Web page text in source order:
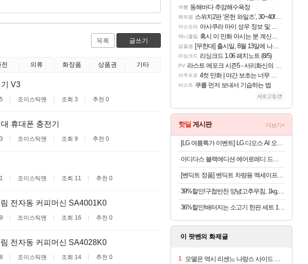
목록 글쓰기
전 의류 화장품 상품권 기타
V3
조이스틱맨 조회 3 추천 0
휴대폰 충전기
조이스틱맨 조회 9 추천 0
조이스틱맨 조회 11 추천 0
전자동 커피머신 SA4001K0
조이스틱맨 조회 16 추천 0
전자동 커피머신 SA4028K0
조이스틱맨 조회 14 추천 0
여행 동해바다 추암해수욕장
해외겜 스위치2판 ‘몬헌 와일즈’, 30~40fps 목표 추정
아스오라 아사쿠라 마이 성우 정보 및 주요 필모
애니클립 혹시 이 만화 아시는 분 계신가요
섭컬겜 [무한대] 출시일, 8월 13일에 나오나
리싱크드 리싱크드 1.06 패치노트 (8/5)
PV 라스트 에포크 시즌5 - 서리화신의 분노 티저
아주프로 4컷 만화 | 야간 보초는 너무 힘들어
비스트 쿠를 먼저 보내서 기습하는 법
새로고침
핫딜 게시판 더보기+
[LG 여름특가 이벤트] LG 디오스 AI 오브제컬렉션 4도어 냉장고 870L 1등급
아디다스 블랙에디션 에어로레디 드로즈 5PACK 100
[벤딕트 정품] 벤딕트 차량용 맥세이프 거치대 휴대폰 충전기
39%할인!구첩반찬 양념고추무침, 1kg, 1개
36%할인!배터지는 소고기 한판 세트 1.2kg, 1세트
이 팟벤의 화제글
1 모델은 역시 리센느 나랑스 사이드 1.25L 1박스